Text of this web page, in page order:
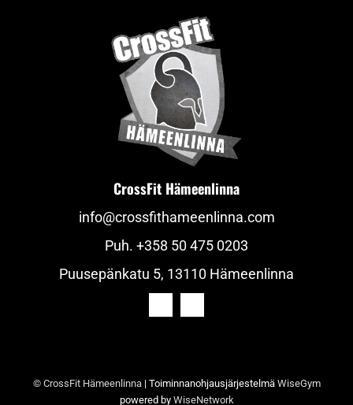
CrossFit Hämeenlinna
info@crossfithameenlinna.com
Puh. +358 50 475 0203
Puusepänkatu 5, 13110 Hämeenlinna
© CrossFit Hämeenlinna| Toiminnanohjausjärjestelmä WiseGym
powered by WiseNetwork